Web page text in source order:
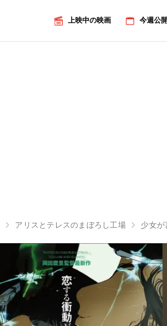
上映中の映画 今週公
アリスとテレスのまぼろし工場 少女